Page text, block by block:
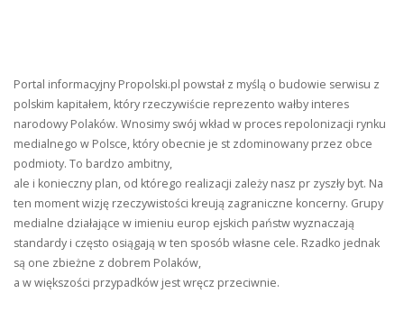
Portal informacyjny Propolski.pl powstał z myślą o budowie serwisu z
polskim kapitałem, który rzeczywiście reprezento wałby interes
narodowy Polaków. Wnosimy swój wkład w proces repolonizacji rynku
medialnego w Polsce, który obecnie je st zdominowany przez obce
podmioty. To bardzo ambitny,
ale i konieczny plan, od którego realizacji zależy nasz pr zyszły byt. Na
ten moment wizję rzeczywistości kreują zagraniczne koncerny. Grupy
medialne działające w imieniu europ ejskich państw wyznaczają
standardy i często osiągają w ten sposób własne cele. Rzadko jednak
są one zbieżne z dobrem Polaków,
a w większości przypadków jest wręcz przeciwnie.